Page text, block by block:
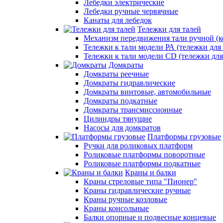
Лебедки электрические
Лебедки ручные червячные
Канаты для лебедок
Тележки для талей
Механизм передвижения тали ручной
Тележки к тали модели РА (тележки для
Тележки к тали модели CD (тележки
Домкраты
Домкраты реечные
Домкраты гидравлические
Домкраты винтовые, автомобильные
Домкраты подкатные
Домкраты трансмиссионные
Цилиндры тянущие
Насосы для домкратов
Платформы грузовые
Ручки для роликовых платформ
Роликовые платформы поворотные
Роликовые платформы подкатные
Краны и балки
Краны стреловые типа "Пионер"
Краны гидравлические ручные
Краны ручные козловые
Краны консольные
Балки опорные и подвесные концевые